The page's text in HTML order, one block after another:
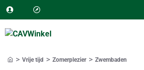
Vrije tijd Zomerplezier Zwembaden